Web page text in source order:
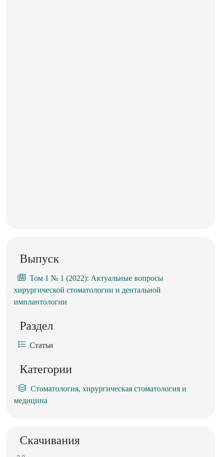
Выпуск
Том 1 № 1 (2022): Актуальные вопросы
хирургической стоматологии и дентальной
имплантологии
Раздел
Статьи
Категории
Стоматология, хирургическая стоматология и
медицина
Скачивания